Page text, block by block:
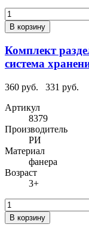
В корзину
Комплект
система
360 руб.
331 руб.
Артикул
8379
Производитель
РИ
Материал
фанера
Возраст
3+
В корзину